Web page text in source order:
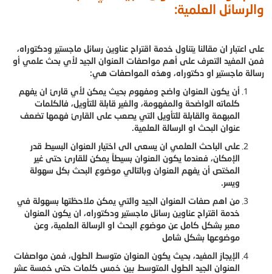
والرسائل العلمية:
على اعتبار ان مقالنا يتناول خدمة اقتراح عناوين رسائل ماجستير ودكتوراه،
فمن المفيد التعرف على أهم مواصفات العنوان الجيد لأي بحث علمي أو
رسالة ماجستير او دكتوراه، وهذه المواصفات هي:
أن يكون العنوان واضح ومفهوم بحيث يمكن لأي قارئ ان يفهم
كلماته الواضحة والمفهومة، والغير قابلة للتأويل، فالكلمات
المبهمة والقابلة للتأويل التي يصعب على القارئ فهمها تضعف
عنوان البحث او الرسالة العلمية.
على الباحث العلمي ان يسعى الى اختيار العنوان البسيط قدر
الإمكان، فعندما يكون العنوان بسيطاً يمكن للقارئ حتى غير
المختص أن يفهم العنوان وبالتالي موضوع البحث بكل سهولة
ويسر.
من اهم صفات العنوان الجيد والتي يمكن ملاحظتها بسهولة في
خدمة اقتراح عناوين رسائل ماجستير ودكتوراه، ان يكون العنوان
معبر بشكل كامل عن موضوع البحث او الرسالة العلمية، وعن
موضوعها بشكل شامل
الإيجاز المفيد، بحيث يكون العنوان متوسط الطول، فمن مواصفات
العنوان الجيد الطول المتوسط بين خمس كلمات حتى خمسة عشر